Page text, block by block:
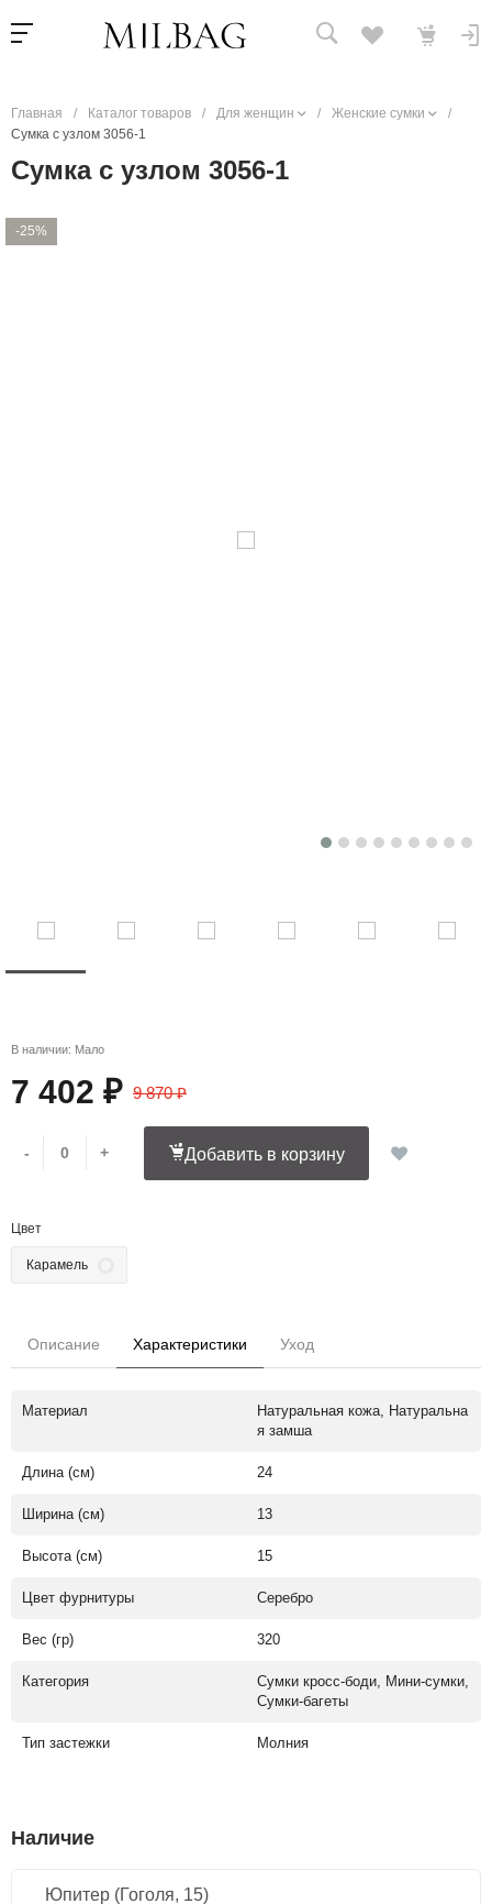
Главная / Каталог товаров / Для женщин / Женские сумки
/
Сумка с узлом 3056-1
Сумка с узлом 3056-1
-25%
В наличии: Мало
7 402 ₽ 9 870 ₽
- + Добавить в корзину
Цвет
Карамель
Описание Характеристики Уход
Материал
Натуральная кожа, Натуральна
я замша
Длина (см) 24
Ширина (см) 13
Высота (см) 15
Цвет фурнитуры Серебро
Вес (гр) 320
Категория
Сумки кросс-боди, Мини-сумки,
Сумки-багеты
Тип застежки Молния
Наличие
Юпитер (Гоголя, 15)